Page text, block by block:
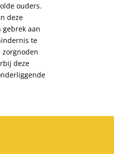
ouders.
deze
aan
te
zorgnoden
deze